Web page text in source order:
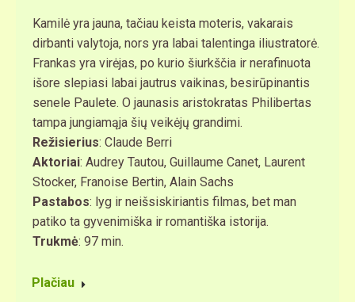
Kamilė yra jauna, tačiau keista moteris, vakarais
dirbanti valytoja, nors yra labai talentinga iliustratorė.
Frankas yra virėjas, po kurio šiurkščia ir nerafinuota
išore slepiasi labai jautrus vaikinas, besirūpinantis
senele Paulete. O jaunasis aristokratas Philibertas
tampa jungiamąja šių veikėjų grandimi.
Režisierius: Claude Berri
Aktoriai: Audrey Tautou, Guillaume Canet, Laurent
Stocker, Franoise Bertin, Alain Sachs
Pastabos: lyg ir neišsiskiriantis filmas, bet man
patiko ta gyvenimiška ir romantiška istorija.
Trukmė: 97 min.
Plačiau